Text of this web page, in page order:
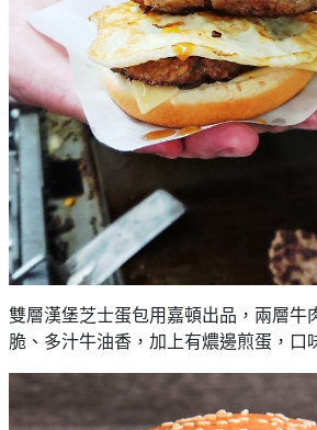
雙層漢堡芝士蛋包用嘉頓出品，兩層牛
脆、多汁牛油香，加上有燶邊煎蛋，口